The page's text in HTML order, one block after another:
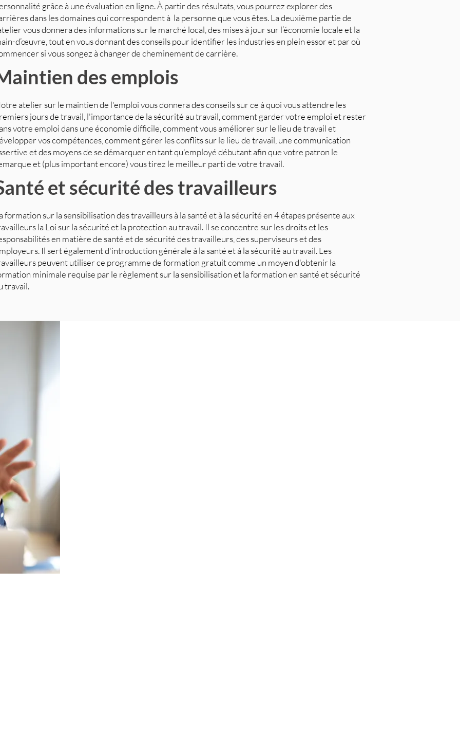
grâce à une évaluation en ligne. À partir des résultats, vous pourrez explorer des
dans les domaines qui correspondent à la personne que vous êtes. La deuxième partie de
vous donnera des informations sur le marché local, des mises à jour sur l’économie locale et la
d’œuvre, tout en vous donnant des conseils pour identifier les industries en plein essor et par où
si vous songez à changer de cheminement de carrière.
des emplois
atelier sur le maintien de l'emploi vous donnera des conseils sur ce à quoi vous attendre les
jours de travail, l'importance de la sécurité au travail, comment garder votre emploi et rester
votre emploi dans une économie difficile, comment vous améliorer sur le lieu de travail et
vos compétences, comment gérer les conflits sur le lieu de travail, une communication
et des moyens de se démarquer en tant qu'employé débutant afin que votre patron le
et (plus important encore) vous tirez le meilleur parti de votre travail.
et sécurité des travailleurs
formation sur la sensibilisation des travailleurs à la santé et à la sécurité en 4 étapes présente aux
la Loi sur la sécurité et la protection au travail. Il se concentre sur les droits et les
en matière de santé et de sécurité des travailleurs, des superviseurs et des
Il sert également d'introduction générale à la santé et à la sécurité au travail. Les
peuvent utiliser ce programme de formation gratuit comme un moyen d'obtenir la
minimale requise par le règlement sur la sensibilisation et la formation en santé et sécurité
travail.